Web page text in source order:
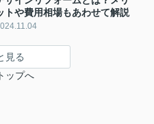
トや費用相場もあわせて解説
見る
ップへ